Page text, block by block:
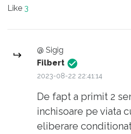
Like 3
@ Sigig
Filbert
2023-08-22 22:41:14
De fapt a primit 2
inchisoare pe viata
eliberare